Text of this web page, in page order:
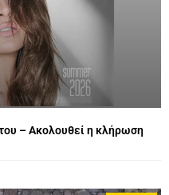
– Ακολουθεί η κλήρωση